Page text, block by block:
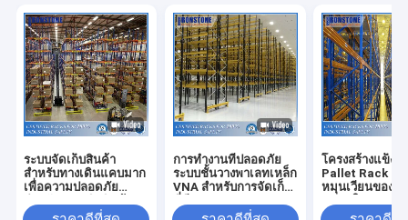
ระบบจัดเก็บสินค้า
สำหรับทางเดินแคบมาก
เพื่อความปลอดภัย
บ่อยครั้ง
การทำงานที่ปลอดภัย
ระบบชั้นวางพาเลทเหล็ก
VNA สำหรับการจัดเก็บ
โครงสร้างแข็งแ
Pallet Rack เพื่
หมุนเวียนของสิ